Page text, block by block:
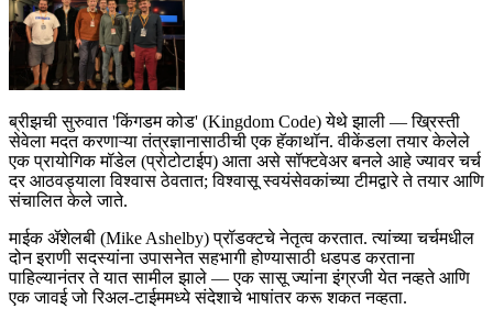
ब्रीझची सुरुवात 'किंगडम कोड' (Kingdom Code) येथे झाली — ख्रिस्ती
सेवेला मदत करणाऱ्या तंत्रज्ञानासाठीची एक हॅकाथॉन. वीकेंडला तयार केलेले
एक प्रायोगिक मॉडेल (प्रोटोटाईप) आता असे सॉफ्टवेअर बनले आहे ज्यावर चर्च
दर आठवड्याला विश्वास ठेवतात; विश्वासू स्वयंसेवकांच्या टीमद्वारे ते तयार आणि
संचालित केले जाते.
माईक ॲशेलबी (Mike Ashelby) प्रॉडक्टचे नेतृत्व करतात. त्यांच्या चर्चमधील
दोन इराणी सदस्यांना उपासनेत सहभागी होण्यासाठी धडपड करताना
पाहिल्यानंतर ते यात सामील झाले — एक सासू ज्यांना इंग्रजी येत नव्हते आणि
एक जावई जो रिअल-टाईममध्ये संदेशाचे भाषांतर करू शकत नव्हता.